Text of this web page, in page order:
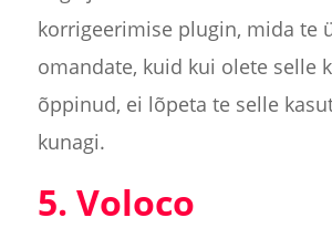
korrigeerimise plugin, mida te
omandate, kuid kui olete selle
õppinud, ei lõpeta te selle
kunagi.
5. Voloco